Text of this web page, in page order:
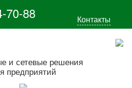
70-88 Контакты
и сетевые решения
предприятий